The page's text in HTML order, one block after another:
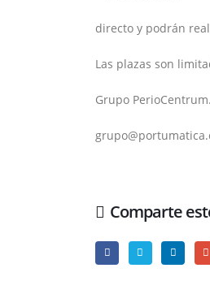
directo y podrán
Las plazas son
Grupo
Comparte